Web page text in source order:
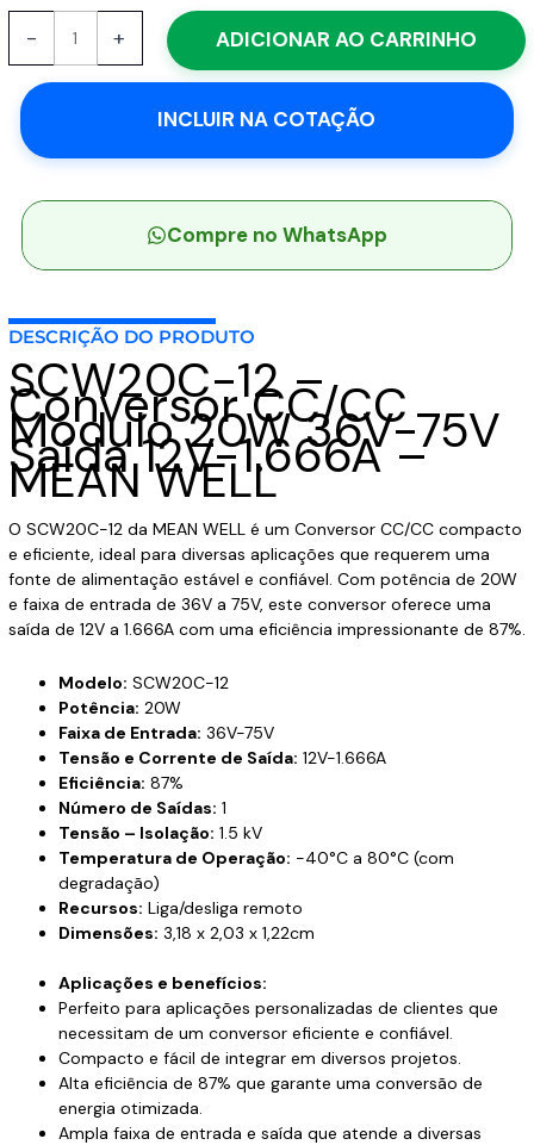
-
Conversor
CC/CC
Módulo
36V-
Saída
-
MEAN
WELL
quantidade
+ ADICIONAR AO CARRINHO
INCLUIR NA COTAÇÃO
Compre no WhatsApp
DESCRIÇÃO DO PRODUTO
SCW20C-12 –
Conversor CC/CC
Módulo 20W 36V-75V
Saída 12V-1.666A –
MEAN WELL
O SCW20C-12 da MEAN WELL é um Conversor CC/CC compacto
e eficiente, ideal para diversas aplicações que requerem uma
fonte de alimentação estável e confiável. Com potência de 20W
e faixa de entrada de 36V a 75V, este conversor oferece uma
saída de 12V a 1.666A com uma eficiência impressionante de 87%.
Modelo: SCW20C-12
Potência: 20W
Faixa de Entrada: 36V-75V
Tensão e Corrente de Saída: 12V-1.666A
Eficiência: 87%
Número de Saídas: 1
Tensão – Isolação: 1.5 kV
Temperatura de Operação: -40°C a 80°C (com
degradação)
Recursos: Liga/desliga remoto
Dimensões: 3,18 x 2,03 x 1,22cm
Aplicações e benefícios:
Perfeito para aplicações personalizadas de clientes que
necessitam de um conversor eficiente e confiável.
Compacto e fácil de integrar em diversos projetos.
Alta eficiência de 87% que garante uma conversão de
energia otimizada.
Ampla faixa de entrada e saída que atende a diversas